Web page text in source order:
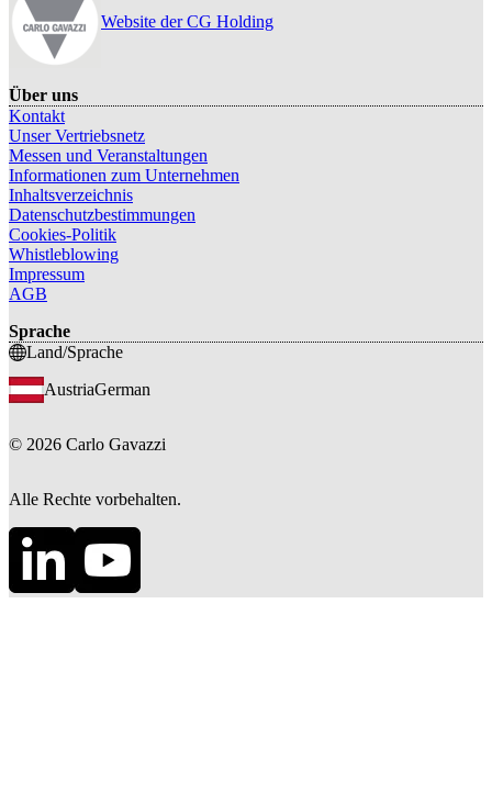
Website der CG Holding
Über uns
Kontakt
Unser Vertriebsnetz
Messen und Veranstaltungen
Informationen zum Unternehmen
Inhaltsverzeichnis
Datenschutzbestimmungen
Cookies-Politik
Whistleblowing
Impressum
AGB
Sprache
Land/Sprache
AustriaGerman
© 2026 Carlo Gavazzi
Alle Rechte vorbehalten.